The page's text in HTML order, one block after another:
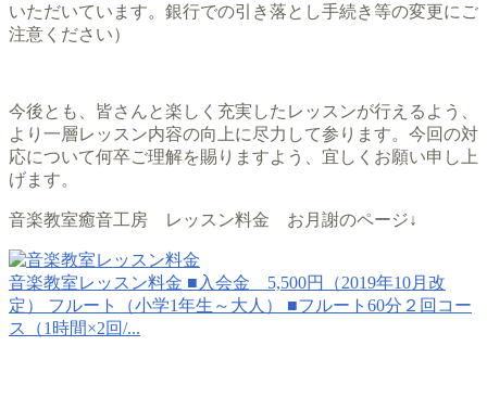
いただいています。銀行での引き落とし手続き等の変更にご
注意ください）
今後とも、皆さんと楽しく充実したレッスンが行えるよう、
より一層レッスン内容の向上に尽力して参ります。今回の対
応について何卒ご理解を賜りますよう、宜しくお願い申し上
げます。
音楽教室癒音工房 レッスン料金 お月謝のページ↓
音楽教室レッスン料金 ■入会金 5,500円（2019年10月改
定） フルート（小学1年生～大人） ■フルート60分２回コー
ス（1時間×2回/...